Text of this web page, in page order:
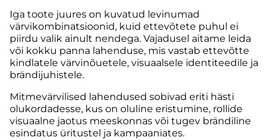
Iga toote juures on kuvatud levinumad
värvikombinatsioonid, kuid ettevõtete puhul ei
piirdu valik ainult nendega. Vajadusel aitame leida
või kokku panna lahenduse, mis vastab ettevõtte
kindlatele värvinõuetele, visuaalsele identiteedile ja
brändijuhistele.
Mitmevärvilised lahendused sobivad eriti hästi
olukordadesse, kus on oluline eristumine, rollide
visuaalne jaotus meeskonnas või tugev brändiline
esindatus üritustel ja kampaaniates.